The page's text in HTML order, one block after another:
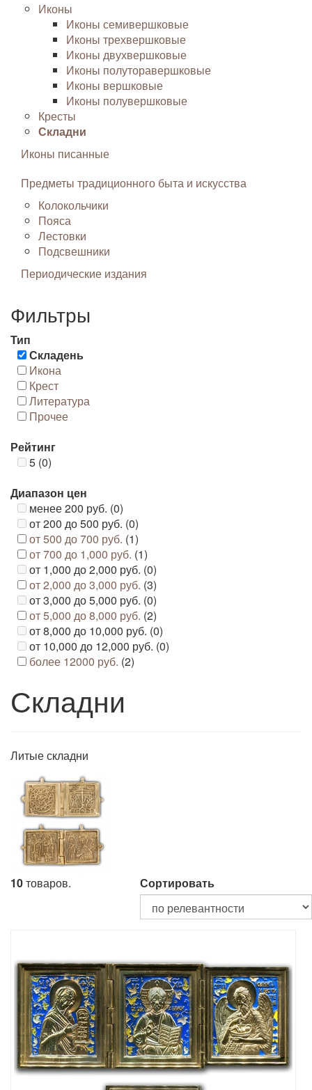
Иконы
Иконы семивершковые
Иконы трехвершковые
Иконы двухвершковые
Иконы полуторавершковые
Иконы вершковые
Иконы полувершковые
Кресты
Складни
Иконы писанные
Предметы традиционного быта и искусства
Колокольчики
Пояса
Лестовки
Подсвешники
Периодические издания
Фильтры
Тип
Складень
Икона
Крест
Литература
Прочее
Рейтинг
5 (0)
Диапазон цен
менее 200 руб. (0)
от 200 до 500 руб. (0)
от 500 до 700 руб. (1)
от 700 до 1,000 руб. (1)
от 1,000 до 2,000 руб. (0)
от 2,000 до 3,000 руб. (3)
от 3,000 до 5,000 руб. (0)
от 5,000 до 8,000 руб. (2)
от 8,000 до 10,000 руб. (0)
от 10,000 до 12,000 руб. (0)
более 12000 руб. (2)
Складни
Литые складни
10товаров. Сортировать